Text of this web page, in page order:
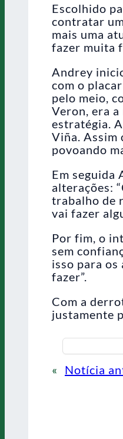
Escolhido
contratar
mais uma
fazer muita
Andrey
com o
pelo meio,
Veron, era
estratégia.
Viña. Assim
povoando
Em seguida
alterações:
trabalho de
vai fazer
Por fim, o
sem
isso para os
fazer”.
Com a
justamente
« Notícia